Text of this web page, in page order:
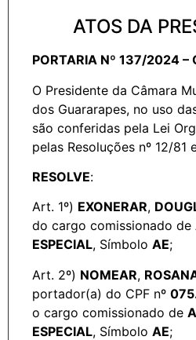
ATOS DA
PORTARIA Nº 137/2024 –
O Presidente da Câmara
dos Guararapes, no uso
são conferidas pela Lei
pelas Resoluções nº 12/81
RESOLVE:
Art. 1º) EXONERAR,
do cargo comissionado de
ESPECIAL, Símbolo AE;
Art. 2º) NOMEAR,
portador(a) do CPF nº
o cargo comissionado de
ESPECIAL, Símbolo AE;